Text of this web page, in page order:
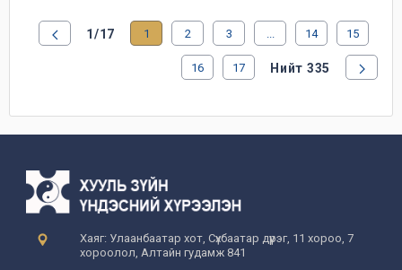
1/17 1 2 3 ... 14 15
16 17 Нийт 335
Хаяг: Улаанбаатар хот, Сүхбаатар дүүрэг, 11 хороо, 7
хороолол, Алтайн гудамж 841